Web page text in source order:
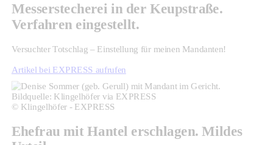
Messerstecherei in der Keupstraße.
Verfahren eingestellt.
Versuchter Totschlag – Einstellung für meinen Mandanten!
Artikel bei EXPRESS aufrufen
© Klingelhöfer - EXPRESS
Ehefrau mit Hantel erschlagen. Mildes